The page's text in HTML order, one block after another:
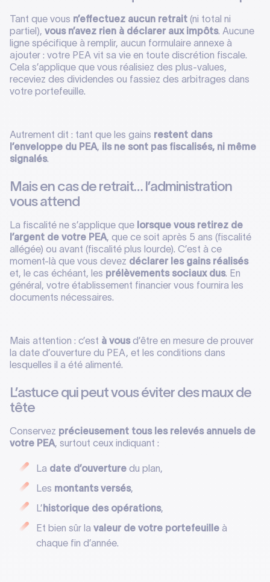
Tant que vous n’effectuez aucun retrait (ni total ni
partiel), vous n’avez rien à déclarer aux impôts. Aucune
ligne spécifique à remplir, aucun formulaire annexe à
ajouter : votre PEA vit sa vie en toute discrétion fiscale.
Cela s’applique que vous réalisiez des plus-values,
receviez des dividendes ou fassiez des arbitrages dans
votre portefeuille.
Autrement dit : tant que les gains restent dans
l’enveloppe du PEA, ils ne sont pas fiscalisés, ni même
signalés.
Mais en cas de retrait… l’administration
vous attend
La fiscalité ne s’applique que lorsque vous retirez de
l’argent de votre PEA, que ce soit après 5 ans (fiscalité
allégée) ou avant (fiscalité plus lourde). C’est à ce
moment-là que vous devez déclarer les gains réalisés
et, le cas échéant, les prélèvements sociaux dus. En
général, votre établissement financier vous fournira les
documents nécessaires.
Mais attention : c’est à vousd’être en mesure de prouver
la date d’ouverture du PEA, et les conditions dans
lesquelles il a été alimenté.
L’astuce qui peut vous éviter des maux de
tête
Conservez précieusement tous les relevés annuels de
votre PEA, surtout ceux indiquant :
La date d’ouverture du plan,
Les montants versés,
L’ historique des opérations,
Et bien sûr la valeur de votre portefeuille à
chaque fin d’année.